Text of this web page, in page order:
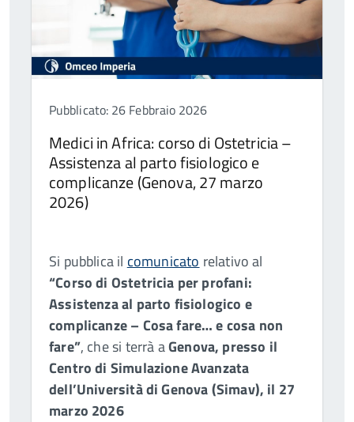
Pubblicato: 26 Febbraio 2026
Medici in Africa: corso di Ostetricia –
Assistenza al parto fisiologico e
complicanze (Genova, 27 marzo
2026)
Si pubblica il comunicato relativo al
“Corso di Ostetricia per profani:
Assistenza al parto fisiologico e
complicanze – Cosa fare… e cosa non
fare”, che si terrà aGenova, presso il
Centro di Simulazione Avanzata
dell’Università di Genova (Simav), il 27
marzo 2026